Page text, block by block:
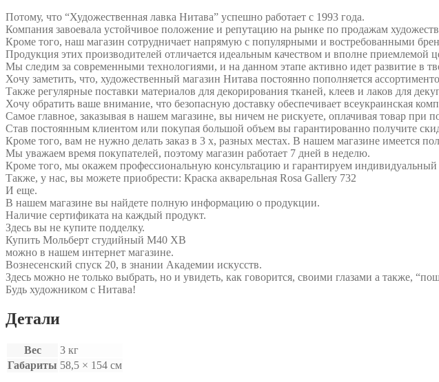
Потому, что “Художественная лавка Нитава” успешно работает с 1993 года.
Компания завоевала устойчивое положение и репутацию на рынке по продажам
Кроме того, наш магазин сотрудничает напрямую с популярными и востребованными
Продукция этих производителей отличается идеальным качеством и вполне приемлемой
Мы следим за современными технологиями, и на данном этапе активно идет развитие в
Хочу заметить, что, художественный магазин Нитава постоянно пополняется
Также регулярные поставки материалов для декорирования тканей, клеев и лаков для
Хочу обратить ваше внимание, что безопасную доставку обеспечивает всеукраинская
Самое главное, заказывая в нашем магазине, вы ничем не рискуете, оплачивая товар при
Став постоянным клиентом или покупая большой объем вы гарантированно получите
Кроме того, вам не нужно делать заказ в 3 х, разных местах. В нашем магазине имеется
Мы уважаем время покупателей, поэтому магазин работает 7 дней в неделю.
Кроме того, мы окажем профессиональную консультацию и гарантируем индивидуальный
Также, у нас, вы можете приобрести: Краска акварельная Rosa Gallery 732
И еще.
В нашем магазине вы найдете полную информацию о продукции.
Наличие сертификата на каждый продукт.
Здесь вы не купите подделку.
Купить Мольберт студийный М40 ХВ
можно в нашем интернет магазине.
Вознесенский спуск 20, в знании Академии искусств.
Здесь можно не только выбрать, но и увидеть, как говорится, своими глазами а также,
Будь художником с Нитава!
Детали
Вес
3 кг
Габариты 58,5 × 154 см